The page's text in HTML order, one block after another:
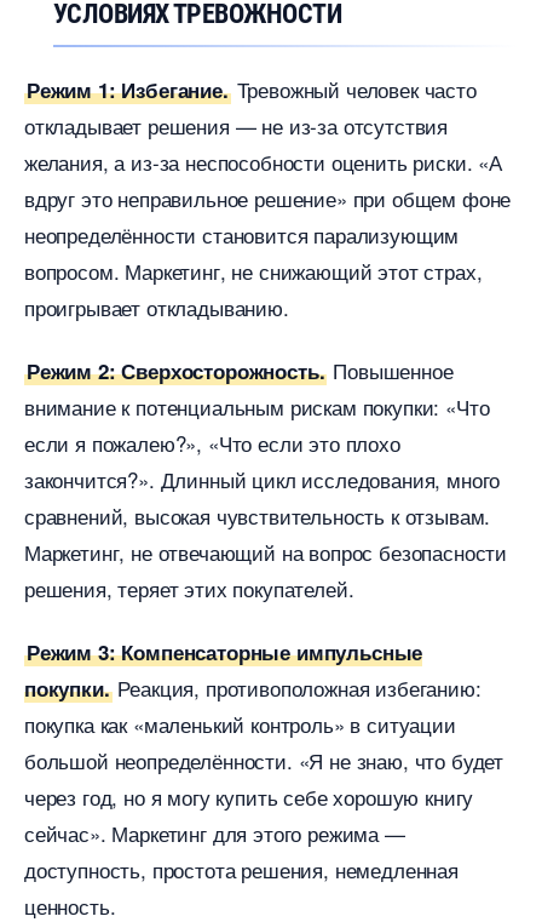
УСЛОВИЯХ ТРЕВОЖНОСТИ
Режим 1: Избегание.Тревожный человек часто
откладывает решения — не из-за отсутствия
желания, а из-за неспособности оценить риски. «А
друг это неправильное решение» при общем фоне
неопределённости становится парализующим
опросом. Маркетинг, не снижающий этот страх,
проигрывает откладыванию.
Режим 2: Сверхосторожность. Повышенное
нимание к потенциальным рискам покупки: «Что
если я пожалею?», «Что если это плохо
закончится?». Длинный цикл исследования, много
сравнений, высокая чувствительность к отзывам.
Маркетинг, не отвечающий на вопрос безопасности
решения, теряет этих покупателей.
Режим 3: Компенсаторные импульсные
покупки.Реакция, противоположная избеганию:
покупка как «маленький контроль» в ситуации
ольшой неопределённости. «Я не знаю, что будет
через год, но я могу купить себе хорошую книгу
сейчас». Маркетинг для этого режима —
доступность, простота решения, немедленная
ценность.